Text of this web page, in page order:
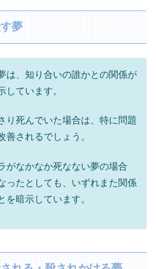
夢
は、知り合いの誰かとの関係が
しています。
り死んでいた場合は、特に問題
善されるでしょう。
がなかなか死なない夢の場合
ったとしても、いずれまた関係
を暗示しています。